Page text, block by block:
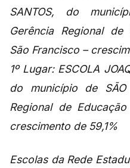
SANTOS, do
Gerência Regional
São Francisco –
1º Lugar: ESCOLA
do município de SÃO
Regional de
crescimento de 59,1%
Escolas da Rede